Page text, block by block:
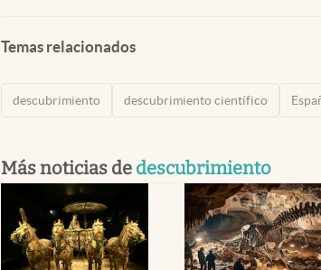
Temas relacionados
descubrimiento descubrimiento científico
Más noticias de descubrimiento